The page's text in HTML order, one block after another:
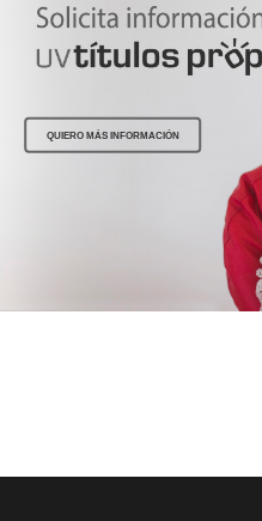
QUIERO MÁS INFORMACIÓN